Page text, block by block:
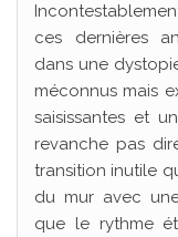
ces dernières
dans une
méconnus mais
saisissantes et
revanche pas
transition inutile
du mur avec
que le rythme